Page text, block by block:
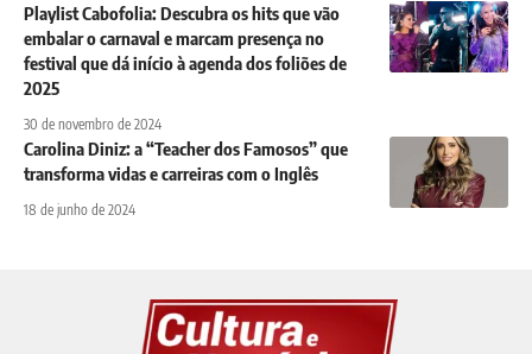
Playlist Cabofolia: Descubra os hits que vão
embalar o carnaval e marcam presença no
festival que dá início à agenda dos foliões de
2025
30 de novembro de 2024
Carolina Diniz: a “Teacher dos Famosos” que
transforma vidas e carreiras com o Inglês
18 de junho de 2024